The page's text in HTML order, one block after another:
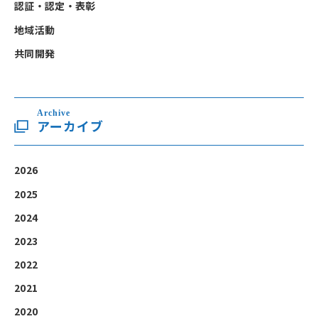
認証・認定・表彰
地域活動
共同開発
Archive
アーカイブ
2026
2025
2024
2023
2022
2021
2020